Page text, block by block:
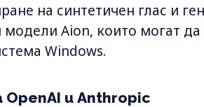
на синтетичен глас и
Aion, които могат да
Windows.
и Anthropic